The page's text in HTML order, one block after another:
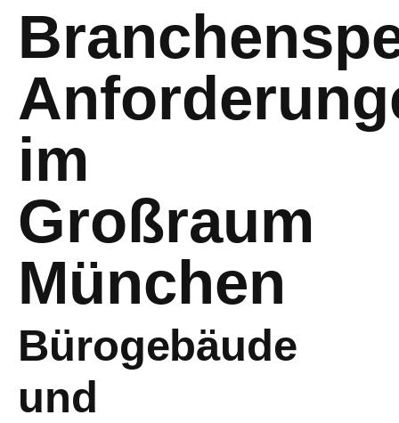
im
Großraum
München
Bürogebäude
und